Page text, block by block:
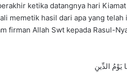
ketika datangnya hari
memetik hasil dari apa yang
firman Allah Swt kepada Rasul-